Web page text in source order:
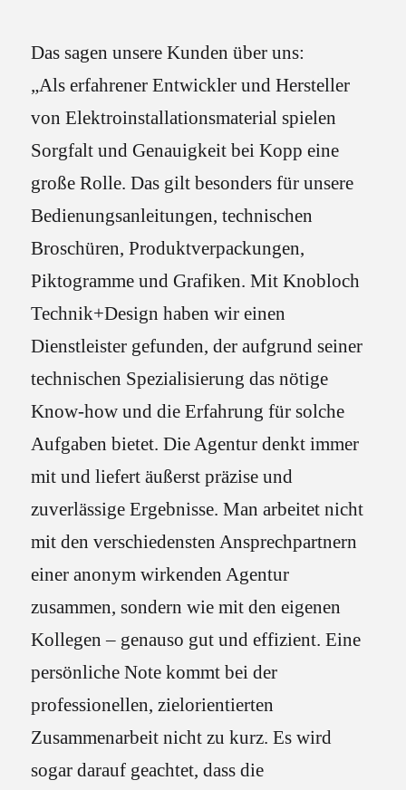
Das sagen unsere Kunden über uns:
„Als erfahrener Entwickler und Hersteller
von Elektroinstallationsmaterial spielen
Sorgfalt und Genauigkeit bei Kopp eine
große Rolle. Das gilt besonders für unsere
Bedienungsanleitungen, technischen
Broschüren, Produktverpackungen,
Piktogramme und Grafiken. Mit Knobloch
Technik+Design haben wir einen
Dienstleister gefunden, der aufgrund seiner
technischen Spezialisierung das nötige
Know-how und die Erfahrung für solche
Aufgaben bietet. Die Agentur denkt immer
mit und liefert äußerst präzise und
zuverlässige Ergebnisse. Man arbeitet nicht
mit den verschiedensten Ansprechpartnern
einer anonym wirkenden Agentur
zusammen, sondern wie mit den eigenen
Kollegen – genauso gut und effizient. Eine
persönliche Note kommt bei der
professionellen, zielorientierten
Zusammenarbeit nicht zu kurz. Es wird
sogar darauf geachtet, dass die